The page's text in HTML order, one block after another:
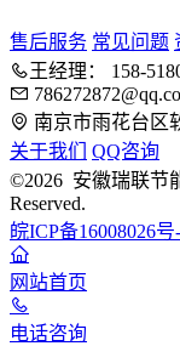
售后服务 常见问题
王经理： 158-
南京市雨花台区
关于我们
QQ咨询
©2026 安徽瑞联节
Reserved.
皖ICP备16008026号
网站首页
电话咨询